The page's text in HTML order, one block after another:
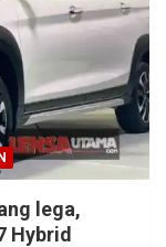
lega,
Hybrid